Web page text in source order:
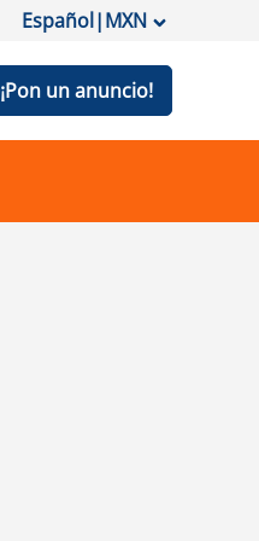
Español|MXN
¡Pon un anuncio!